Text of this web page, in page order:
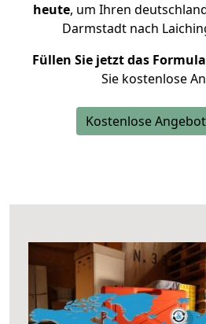
heute, um Ihren
Darmstadt nach
Füllen Sie jetzt das
Sie kostenlose
Kostenlose